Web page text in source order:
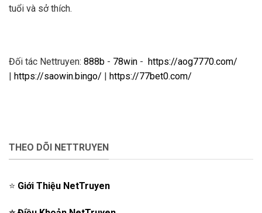
tuổi và sở thích.
Đối tác Nettruyen: 888b - 78win - https://aog7770.com/
https://saowin.bingo/ https://77bet0.com/
THEO DÕI NETTRUYEN
⭐️ Giới Thiệu NetTruyen